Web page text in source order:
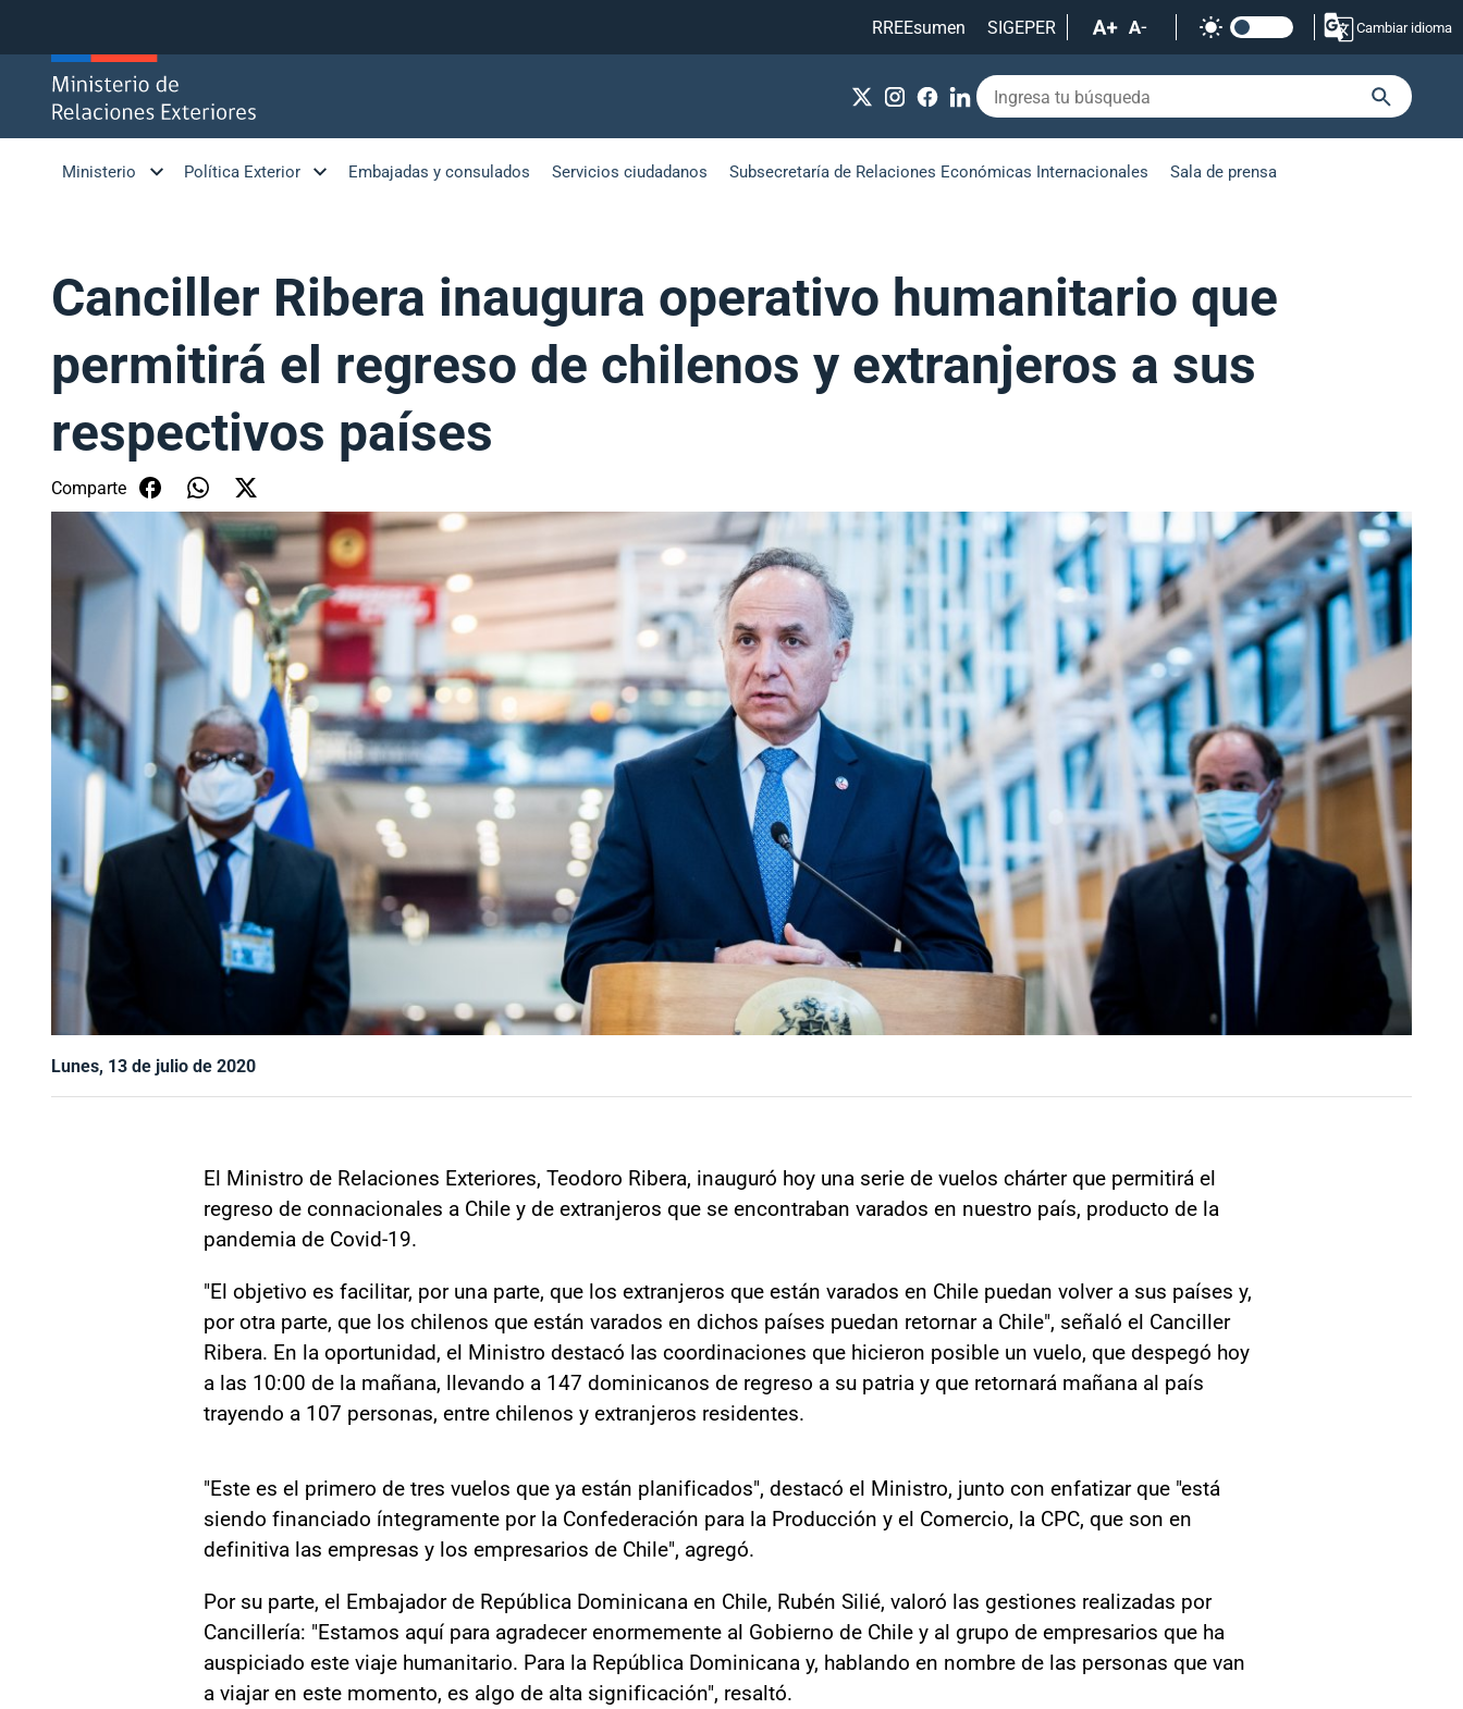
RREEsumen
SIGEPER Cambiar idioma
Ministerio Política Exterior Embajadas y consulados Servicios ciudadanos Subsecretaría de Relaciones Económicas Internacionales Sala de prensa
Canciller Ribera inaugura operativo humanitario que
permitirá el regreso de chilenos y extranjeros a sus
respectivos países
Comparte
Lunes, 13 de julio de 2020
El Ministro de Relaciones Exteriores, Teodoro Ribera, inauguró hoy una serie de vuelos chárter que permitirá el
regreso de connacionales a Chile y de extranjeros que se encontraban varados en nuestro país, producto de la
pandemia de Covid-19.
"El objetivo es facilitar, por una parte, que los extranjeros que están varados en Chile puedan volver a sus países y,
por otra parte, que los chilenos que están varados en dichos países puedan retornar a Chile", señaló el Canciller
Ribera. En la oportunidad, el Ministro destacó las coordinaciones que hicieron posible un vuelo, que despegó hoy
a las 10:00 de la mañana, llevando a 147 dominicanos de regreso a su patria y que retornará mañana al país
trayendo a 107 personas, entre chilenos y extranjeros residentes.
"Este es el primero de tres vuelos que ya están planificados", destacó el Ministro, junto con enfatizar que "está
siendo financiado íntegramente por la Confederación para la Producción y el Comercio, la CPC, que son en
definitiva las empresas y los empresarios de Chile", agregó.
Por su parte, el Embajador de República Dominicana en Chile, Rubén Silié, valoró las gestiones realizadas por
Cancillería: "Estamos aquí para agradecer enormemente al Gobierno de Chile y al grupo de empresarios que ha
auspiciado este viaje humanitario. Para la República Dominicana y, hablando en nombre de las personas que van
a viajar en este momento, es algo de alta significación", resaltó.